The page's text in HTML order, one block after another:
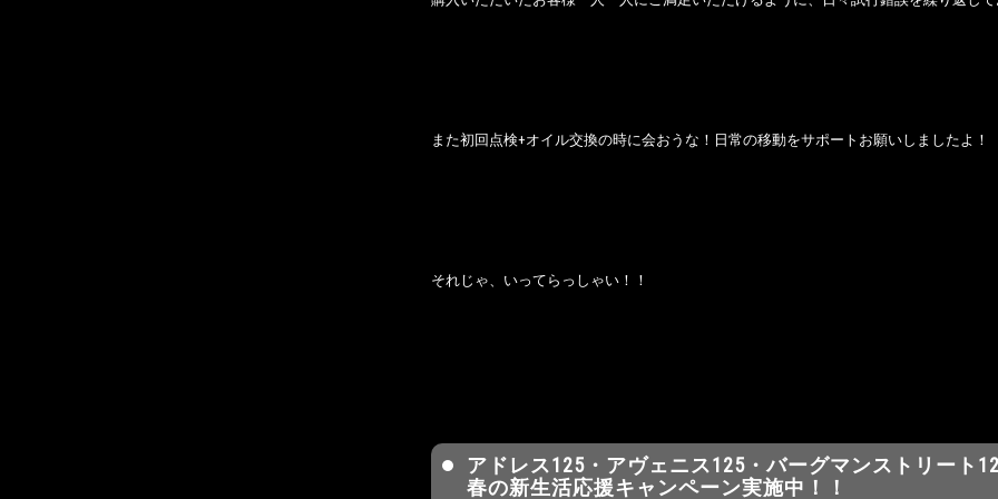
また初回点検+オイル交換の時に会おうな！日常の移動をサポートお願いしましたよ！
それじゃ、いってらっしゃい！！
アドレス125・アヴェニス125・バーグマンストリート
春の新生活応援キャンペーン実施中！！